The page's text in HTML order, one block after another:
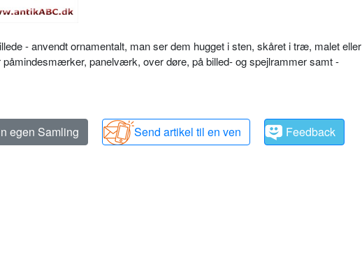
- anvendt ornamentalt, man ser dem hugget i sten, skåret i træ, malet eller
panelværk, over døre, på billed- og spejlrammer samt -
egen Samling Send artikel til en ven Feedback